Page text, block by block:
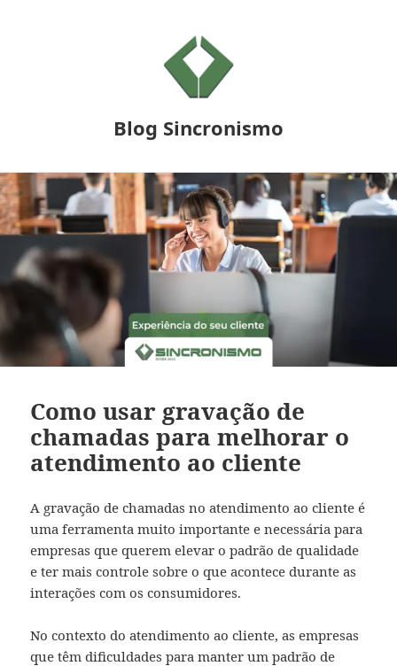
Blog Sincronismo
Como usar gravação de
chamadas para melhorar o
atendimento ao cliente
A gravação de chamadas no atendimento ao cliente é
uma ferramenta muito importante e necessária para
empresas que querem elevar o padrão de qualidade
e ter mais controle sobre o que acontece durante as
interações com os consumidores.
No contexto do atendimento ao cliente, as empresas
que têm dificuldades para manter um padrão de